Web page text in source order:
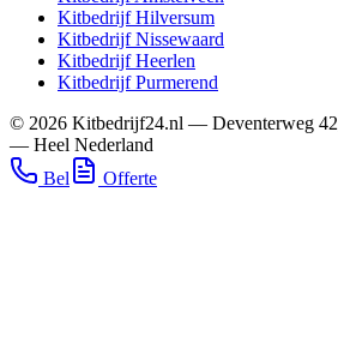
KitbedrijfHilversum
KitbedrijfNissewaard
KitbedrijfHeerlen
KitbedrijfPurmerend
© 2026 Kitbedrijf24.nl — Deventerweg 42
— Heel Nederland
Bel
Offerte